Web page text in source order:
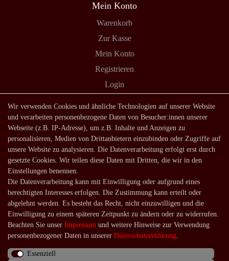
Mein Konto
Warenkorb
Zur Kasse
Mein Konto
Registrieren
Login
Shop
Lagerverkauf
Zahlungsarten
Versandarten und -kosten
Service
Kontakt
Häufige Fragen
Über uns
Wir verwenden Cookies und ähnliche Technologien auf unserer Website
und verarbeiten personenbezogene Daten von Besucher:innen unserer
Webseite (z.B. IP-Adresse), um z.B. Inhalte und Anzeigen zu
personalisieren, Medien von Drittanbietern einzubinden oder Zugriffe auf
unsere Website zu analysieren. Die Datenverarbeitung erfolgt erst durch
gesetzte Cookies. Wir teilen diese Daten mit Dritten, die wir in den
Einstellungen benennen.
Die Datenverarbeitung kann mit Einwilligung oder aufgrund eines
berechtigten Interesses erfolgen. Die Zustimmung kann erteilt oder
abgelehnt werden. Es besteht das Recht, nicht einzuwilligen und die
Einwilligung zu einem späteren Zeitpunkt zu ändern oder zu widerrufen.
Beachten Sie unser Impressum und weitere Hinweise zur Verwendung
personenbezogener Daten in unserer Daten­schutz­erklärung.
Essenziell